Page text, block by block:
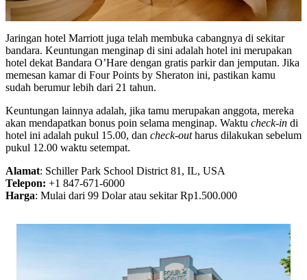
Jaringan hotel Marriott juga telah membuka cabangnya di sekitar
bandara. Keuntungan menginap di sini adalah hotel ini merupakan
hotel dekat Bandara O’Hare dengan gratis parkir dan jemputan. Jika
memesan kamar di Four Points by Sheraton ini, pastikan kamu
sudah berumur lebih dari 21 tahun.
Keuntungan lainnya adalah, jika tamu merupakan anggota, mereka
akan mendapatkan bonus poin selama menginap. Waktu check-in di
hotel ini adalah pukul 15.00, dan check-outharus dilakukan sebelum
pukul 12.00 waktu setempat.
Alamat: Schiller Park School District 81, IL, USA
Telepon: +1 847-671-6000
Harga: Mulai dari 99 Dolar atau sekitar Rp1.500.000